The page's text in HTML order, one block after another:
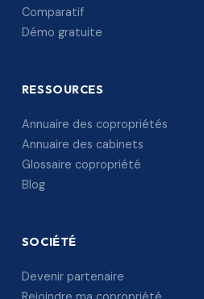
Comparatif
Démo gratuite
RESSOURCES
Annuaire des copropriétés
Annuaire des cabinets
Glossaire copropriété
Blog
SOCIÉTÉ
Devenir partenaire